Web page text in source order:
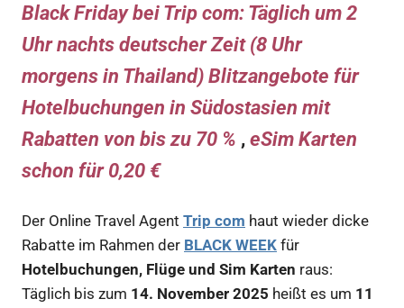
Black Friday bei Trip com: Täglich um 2
Uhr nachts deutscher Zeit (8 Uhr
morgens in Thailand) Blitzangebote für
Hotelbuchungen in Südostasien mit
Rabatten von bis zu 70 % , eSim Karten
schon für 0,20 €
Der Online Travel Agent Trip com haut wieder dicke
Rabatte im Rahmen der BLACK WEEK für
Hotelbuchungen, Flüge und Sim Karten raus:
Täglich bis zum 14. November 2025 heißt es um 11